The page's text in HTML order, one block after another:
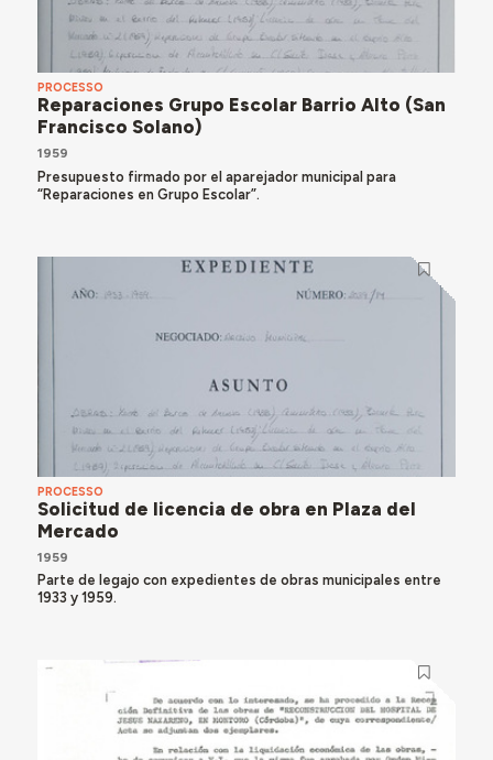
PROCESSO
Reparaciones Grupo Escolar Barrio Alto (San
Francisco Solano)
1959
Presupuesto firmado por el aparejador municipal para
“Reparaciones en Grupo Escolar”.
PROCESSO
Solicitud de licencia de obra en Plaza del
Mercado
1959
Parte de legajo con expedientes de obras municipales entre
1933 y 1959.